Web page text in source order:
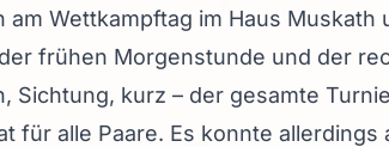
Wettkampftag im Haus Muskath
frühen Morgenstunde und der
Sichtung, kurz – der gesamte
für alle Paare. Es konnte